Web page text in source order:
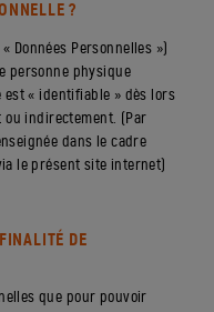
?
Données Personnelles »)
personne physique
est « identifiable » dès lors
ou indirectement. (Par
dans le cadre
le présent site internet)
DE
que pour pouvoir